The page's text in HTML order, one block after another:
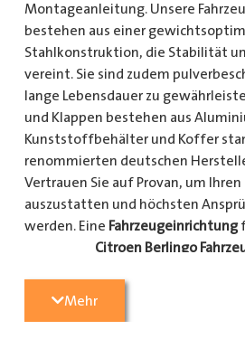
Montageanleitung. Unsere
bestehen aus einer
Stahlkonstruktion, die Stabilität
vereint. Sie sind zudem
lange Lebensdauer zu
und Klappen bestehen aus
Kunststoffbehälter und Koffer
renommierten deutschen
Vertrauen Sie auf Provan, um
auszustatten und höchsten
werden. Eine Fahrzeugeinrichtung
Citroen Berlingo
Mehr